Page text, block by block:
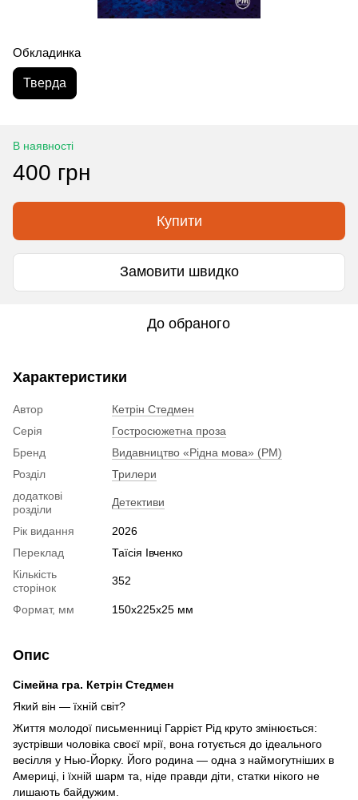
Обкладинка
Тверда
В наявності
400 грн
Купити
Замовити швидко
До обраного
Характеристики
Автор
Кетрін Стедмен
Серія
Гостросюжетна проза
Бренд
Видавництво «Рідна мова» (РМ)
Розділ
Трилери
додаткові
розділи
Детективи
Рік видання
2026
Переклад
Таїсія Івченко
Кількість
сторінок
352
Формат, мм 150x225x25 мм
Опис
Сімейна гра. Кетрін Стедмен
Який він — їхній світ?
Життя молодої письменниці Гаррієт Рід круто змінюється:
зустрівши чоловіка своєї мрії, вона готується до ідеального
весілля у Нью-Йорку. Його родина — одна з наймогутніших в
Америці, і їхній шарм та, ніде правди діти, статки нікого не
лишають байдужим.